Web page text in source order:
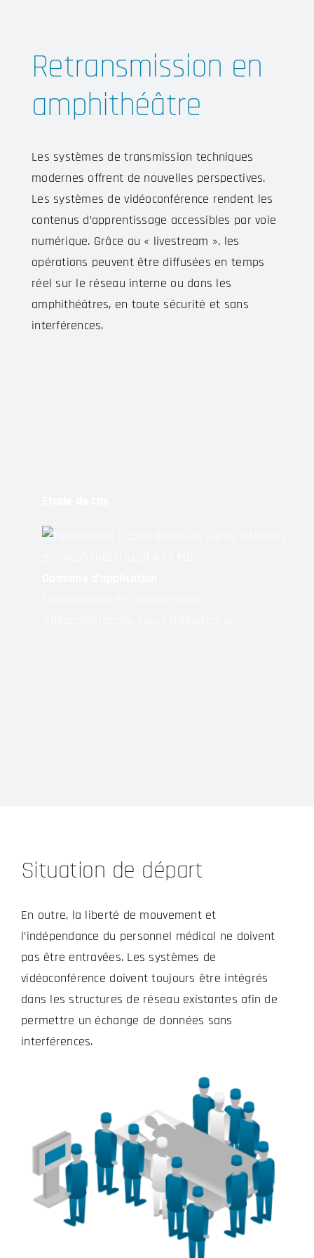
Retransmission en
amphithéâtre
Les systèmes de transmission techniques
modernes offrent de nouvelles perspectives.
Les systèmes de vidéoconférence rendent les
contenus d’apprentissage accessibles par voie
numérique. Grâce au « livestream », les
opérations peuvent être diffusées en temps
réel sur le réseau interne ou dans les
amphithéâtres, en toute sécurité et sans
interférences.
Situation de départ
En outre, la liberté de mouvement et
l’indépendance du personnel médical ne doivent
pas être entravées. Les systèmes de
vidéoconférence doivent toujours être intégrés
dans les structures de réseau existantes afin de
permettre un échange de données sans
interférences.